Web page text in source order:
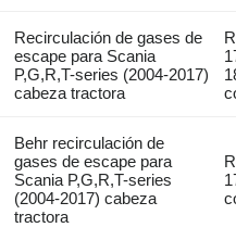
Recirculación de gases de
escape para Scania
P,G,R,T-series (2004-2017)
cabeza tractora
Behr recirculación de
gases de escape para
Scania P,G,R,T-series
(2004-2017) cabeza
tractora